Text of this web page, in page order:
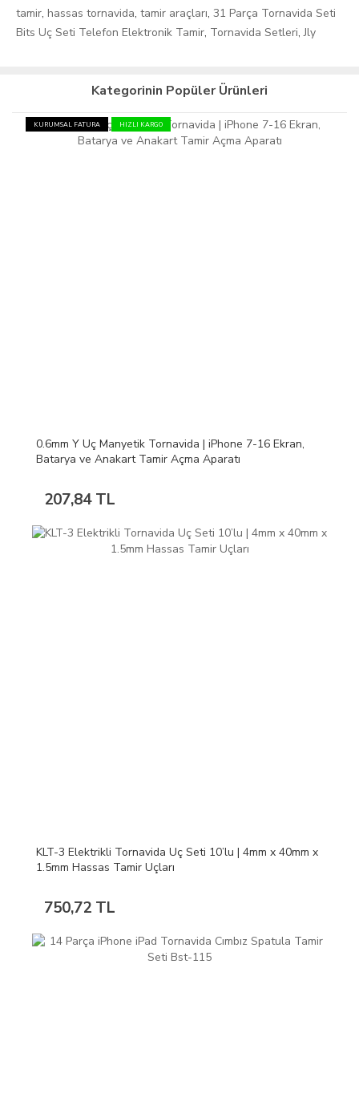
tamir, hassas tornavida, tamir araçları, 31 Parça Tornavida Seti
Bits Uç Seti Telefon Elektronik Tamir, Tornavida Setleri,Jly
Kategorinin Popüler Ürünleri
KURUMSAL FATURA HIZLI KARGO
0.6mm Y Uç Manyetik Tornavida | iPhone 7-16 Ekran,
Batarya ve Anakart Tamir Açma Aparatı
207,84 TL
KLT-3 Elektrikli Tornavida Uç Seti 10’lu | 4mm x 40mm x
1.5mm Hassas Tamir Uçları
750,72 TL